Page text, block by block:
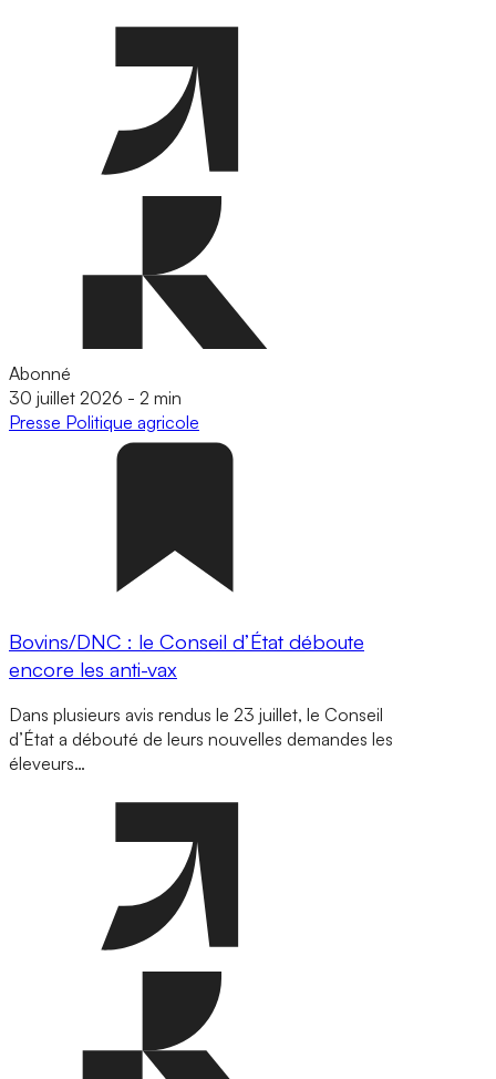
Abonné
30 juillet 2026 - 2 min
Presse Politique agricole
Bovins/DNC : le Conseil d’État déboute
encore les anti-vax
Dans plusieurs avis rendus le 23 juillet, le Conseil
d’État a débouté de leurs nouvelles demandes les
éleveurs…